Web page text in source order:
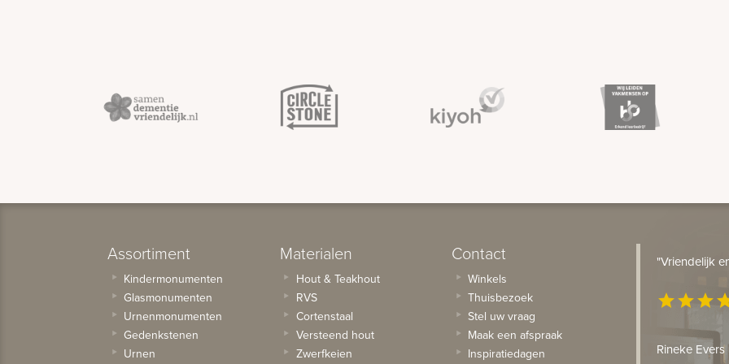
Assortiment
Kindermonumenten
Glasmonumenten
Urnenmonumenten
Gedenkstenen
Urnen
Materialen
Hout & Teakhout
RVS
Cortenstaal
Versteend hout
Zwerfkeien
Contact
Winkels
Thuisbezoek
Stel uw vraag
Maak een afspraak
Inspiratiedagen
"Vriendelijk
starstarstar
Rineke